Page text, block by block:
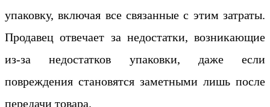
упаковку, включая все связанные с этим затраты.
Продавец отвечает за недостатки, возникающие
из-за недостатков упаковки, даже если
повреждения становятся заметными лишь после
передачи товара.